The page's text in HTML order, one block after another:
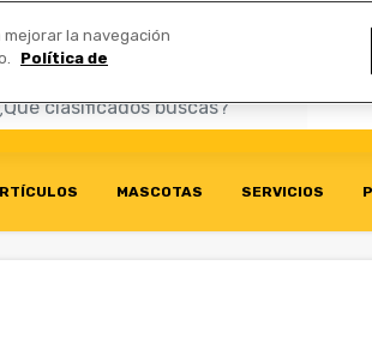
MASCOTAS SERVICIOS
la navegación
Política de